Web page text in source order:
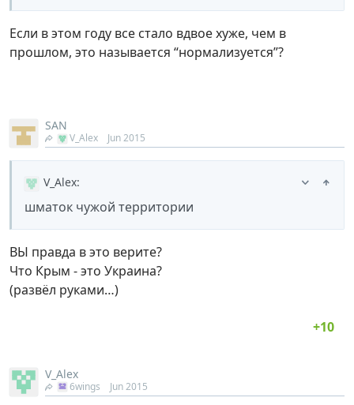
Если в этом году все стало вдвое хуже, чем в
прошлом, это называется “нормализуется”?
SAN
V_Alex Jun 2015
V_Alex:
шматок чужой территории
ВЫ правда в это верите?
Что Крым - это Украина?
(развёл руками…)
V_Alex
6wings Jun 2015